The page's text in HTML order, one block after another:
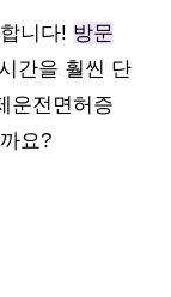
니다! 방문
간을 훨씬 단
운전면허증
요?